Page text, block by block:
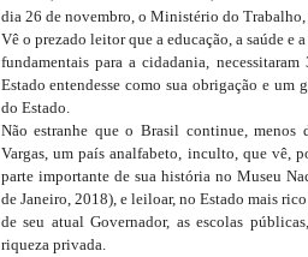
dia 26 de novembro, o Ministério do Trabalho,
Vê o prezado leitor que a educação, a saúde e
fundamentais para a cidadania,
Estado entendesse como sua obrigação e um
do Estado.
Não estranhe que o Brasil continue,
Vargas, um país analfabeto, inculto, que vê,
parte importante de sua história no Museu
de Janeiro, 2018), e leiloar, no Estado mais
de seu atual Governador, as escolas
riqueza privada.